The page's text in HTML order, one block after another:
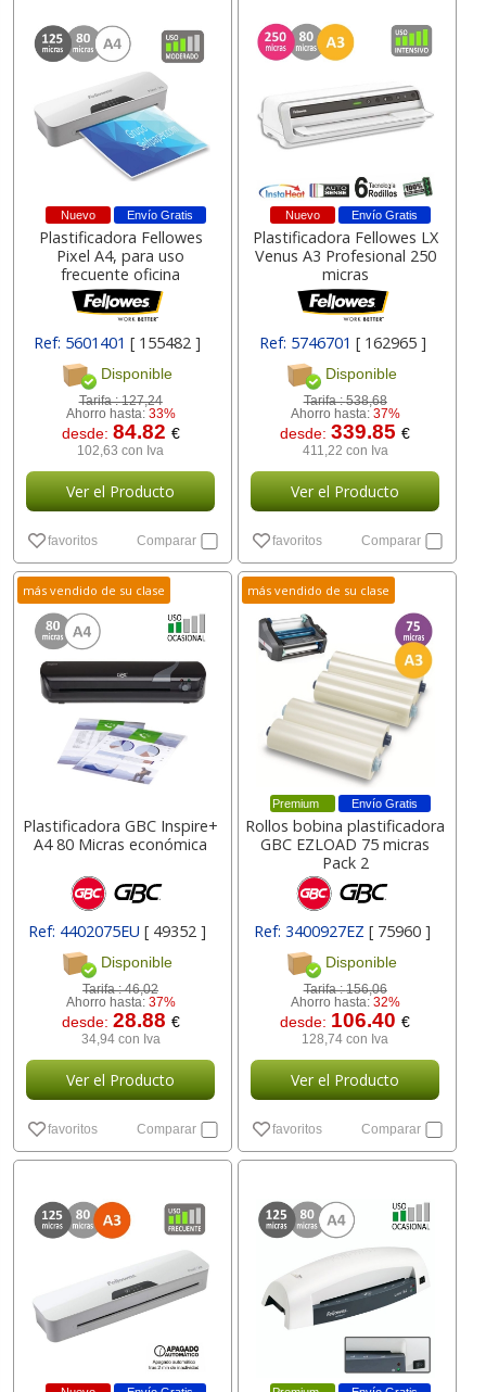
Envío Gratis
Nuevo
Plastificadora Fellowes
Pixel A4, para uso
frecuente oficina
Ref: 5601401[ 155482 ]
Disponible
Tarifa :127,24
Ahorro hasta: 33%
desde: 84.82 €
102,63 con Iva
Ver el Producto
favoritos Comparar
Envío Gratis
Nuevo
Plastificadora Fellowes LX
Venus A3 Profesional 250
micras
Ref: 5746701 [ 162965 ]
Disponible
Tarifa :538,68
Ahorro hasta: 37%
desde:339.85€
411,22 con Iva
Ver el Producto
favoritos Comparar
más vendido de su clase
Plastificadora GBC Inspire+
A4 80 Micras económica
Ref: 4402075EU[ 49352 ]
Disponible
Tarifa :46,02
Ahorro hasta: 37%
desde: 28.88 €
34,94 con Iva
Ver el Producto
favoritos Comparar
más vendido de su clase
Envío Gratis
Premium
Rollos bobina plastificadora
GBC EZLOAD 75 micras
Pack 2
Ref: 3400927EZ [ 75960 ]
Disponible
Tarifa :156,06
Ahorro hasta: 32%
desde: 106.40€
128,74 con Iva
Ver el Producto
favoritos Comparar